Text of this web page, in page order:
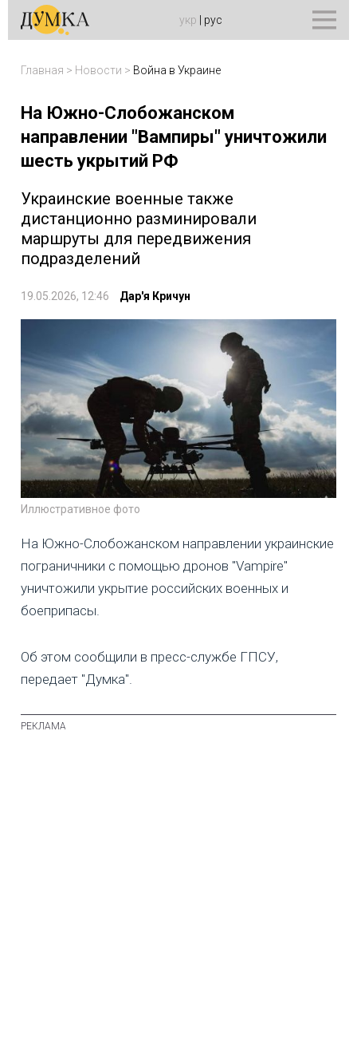
укр рус
Главная > Новости > Война в Украине
На Южно-Слобожанском
направлении "Вампиры" уничтожили
шесть укрытий РФ
Украинские военные также
дистанционно разминировали
маршруты для передвижения
подразделений
19.05.2026, 12:46 Дар'я Кричун
Иллюстративное фото
На Южно-Слобожанском направлении украинские
пограничники с помощью дронов "Vampire"
уничтожили укрытие российских военных и
боеприпасы.
Об этом сообщили в пресс-службе ГПСУ,
передает "Думка".